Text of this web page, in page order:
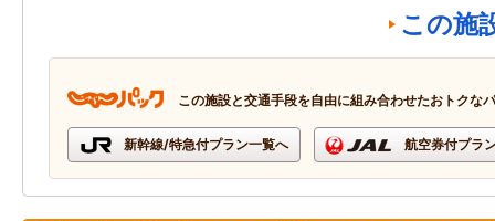
この施
この施設と交通手段を自由に組み合わせたおトクな
新幹線/特急付プラン一覧へ 航空券付プラ